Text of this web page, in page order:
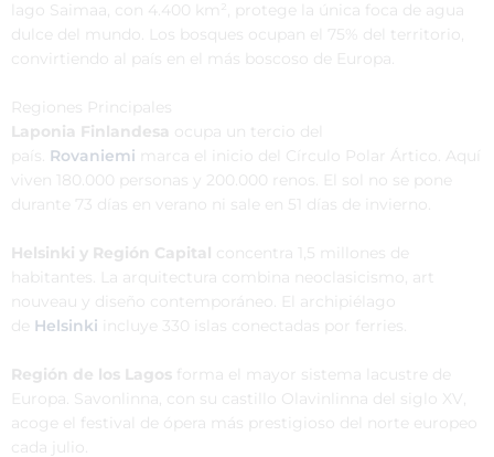
lago Saimaa, con 4.400 km², protege la única foca de agua
dulce del mundo. Los bosques ocupan el 75% del territorio,
convirtiendo al país en el más boscoso de Europa.
Regiones Principales
Laponia Finlandesa
ocupa un tercio del
país. Rovaniemi
marca el inicio del Círculo Polar Ártico. Aquí
viven 180.000 personas y 200.000 renos. El sol no se pone
durante 73 días en verano ni sale en 51 días de invierno.
Helsinki y Región Capital
concentra 1,5 millones de
habitantes. La arquitectura combina neoclasicismo, art
nouveau y diseño contemporáneo. El archipiélago
de Helsinki incluye 330 islas conectadas por ferries.
Región de los Lagos forma el mayor sistema lacustre de
Europa. Savonlinna, con su castillo Olavinlinna del siglo XV,
acoge el festival de ópera más prestigioso del norte europeo
cada julio.